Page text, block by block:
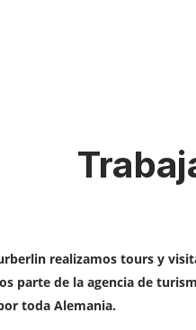
realizamos tours y
parte de la agencia de
toda Alemania.